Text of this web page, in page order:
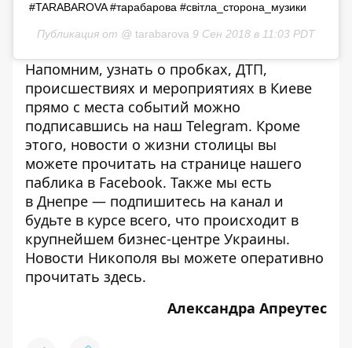
#TARABAROVA #тарабарова #світла_сторона_музики
Публикация от @ tarabarova 9 Сен 2018 в 11:03 PDT
Напомним, узнать о пробках, ДТП,
происшествиях и мероприятиях в Киеве
прямо с места событий можно
подписавшись на наш Telegram. Кроме
этого, новости о жизни столицы вы
можете прочитать на странице нашего
паблика в Facebook. Также мы есть
в Днепре — подпишитесь на канал и
будьте в курсе всего, что происходит в
крупнейшем бизнес-центре Украины.
Новости Никополя вы можете оперативно
прочитать здесь.
Александра Апреутес